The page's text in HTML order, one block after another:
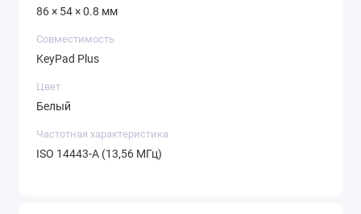
86 × 54 × 0.8 мм
Совместимость
KeyPad Plus
Цвет
Белый
Частотная характеристика
ISO 14443-А (13,56 МГц)